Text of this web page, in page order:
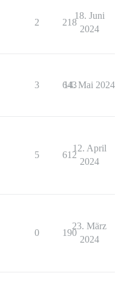
2 218
18. Juni
2024
3 643
14. Mai 2024
5 612
12. April
2024
0 190
23. März
2024